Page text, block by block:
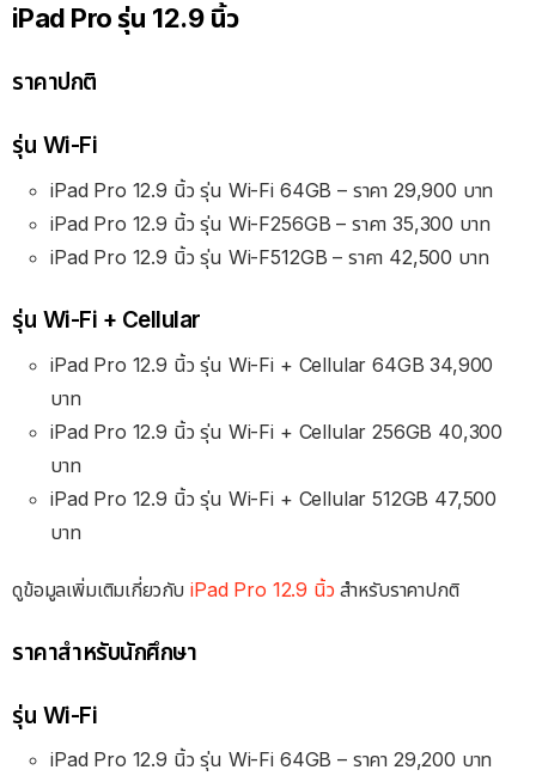
iPad Pro รุ่น 12.9 นิ้ว
ราคาปกติ
รุ่น Wi-Fi
iPad Pro 12.9 นิ้ว รุ่น Wi-Fi 64GB – ราคา 29,900 บาท
iPad Pro 12.9 นิ้ว รุ่น Wi-F256GB – ราคา 35,300 บาท
iPad Pro 12.9 นิ้ว รุ่น Wi-F512GB – ราคา 42,500 บาท
รุ่น Wi-Fi + Cellular
iPad Pro 12.9 นิ้ว รุ่น Wi-Fi + Cellular 64GB 34,900
บาท
iPad Pro 12.9 นิ้ว รุ่น Wi-Fi + Cellular 256GB 40,300
บาท
iPad Pro 12.9 นิ้ว รุ่น Wi-Fi + Cellular 512GB 47,500
บาท
ดูข้อมูลเพิ่มเติมเกี่ยวกับiPad Pro 12.9 นิ้ว สำหรับราคาปกติ
ราคาสำหรับนักศึกษา
รุ่น Wi-Fi
iPad Pro 12.9 นิ้ว รุ่น Wi-Fi 64GB – ราคา 29,200 บาท